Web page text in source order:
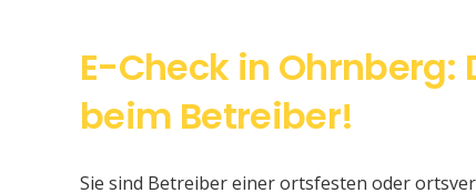
E-Check in
beim Betreiber!
Sie sind Betreiber einer ortsfesten oder